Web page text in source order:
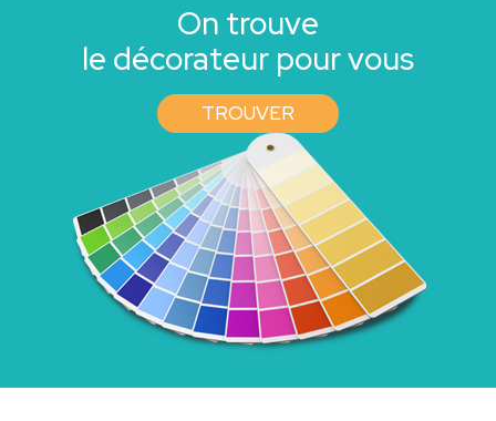
On trouve
le décorateur pour vous
TROUVER